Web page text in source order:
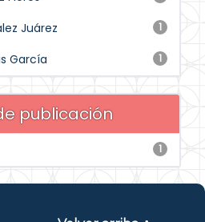
1
Juárez
1
García
publicación
1